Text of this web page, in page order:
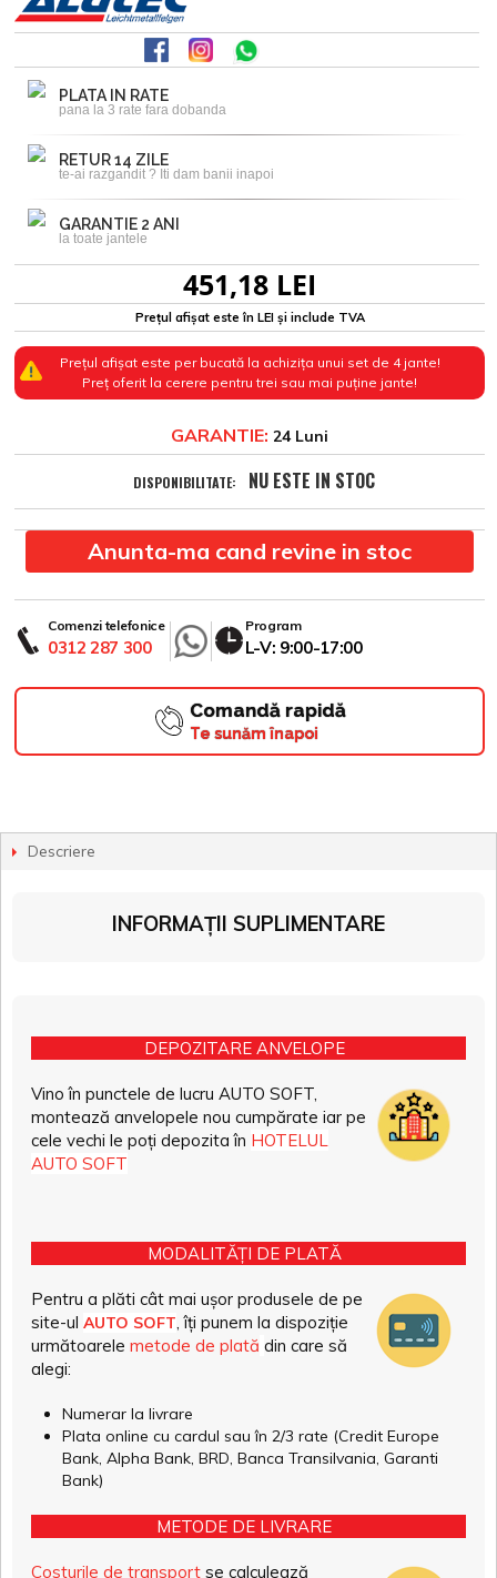
PLATA IN RATE
pana la 3 rate fara dobanda
RETUR 14 ZILE
te-ai razgandit ? Iti dam banii inapoi
GARANTIE 2 ANI
la toate jantele
451,18 LEI
Prețul afișat este în LEI și include TVA
Prețul afișat este per bucată la achizița unui set de 4 jante!
Preț oferit la cerere pentru trei sau mai puține jante!
GARANTIE: 24 Luni
DISPONIBILITATE: NU ESTE IN STOC
Anunta-ma cand revine in stoc
Comenzi telefonice
0312 287 300
Program
L-V: 9:00-17:00
Comandă rapidă
Te sunăm înapoi
Descriere
INFORMAȚII SUPLIMENTARE
DEPOZITARE ANVELOPE
Vino în punctele de lucru AUTO SOFT,
montează anvelopele nou cumpărate iar pe
cele vechi le poți depozita în HOTELUL
AUTO SOFT
MODALITĂȚI DE PLATĂ
Pentru a plăti cât mai ușor produsele de pe
site-ul AUTO SOFT , îți punem la dispoziție
următoarele metode de plată din care să
alegi:
Numerar la livrare
Plata online cu cardul sau în 2/3 rate (Credit Europe
Bank, Alpha Bank, BRD, Banca Transilvania, Garanti
Bank)
METODE DE LIVRARE
Costurile de transport se calculează